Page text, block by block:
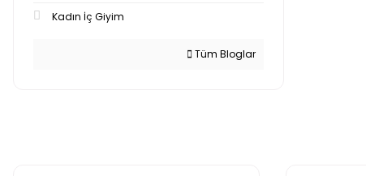
Kadın İç Giyim
Tüm Bloglar